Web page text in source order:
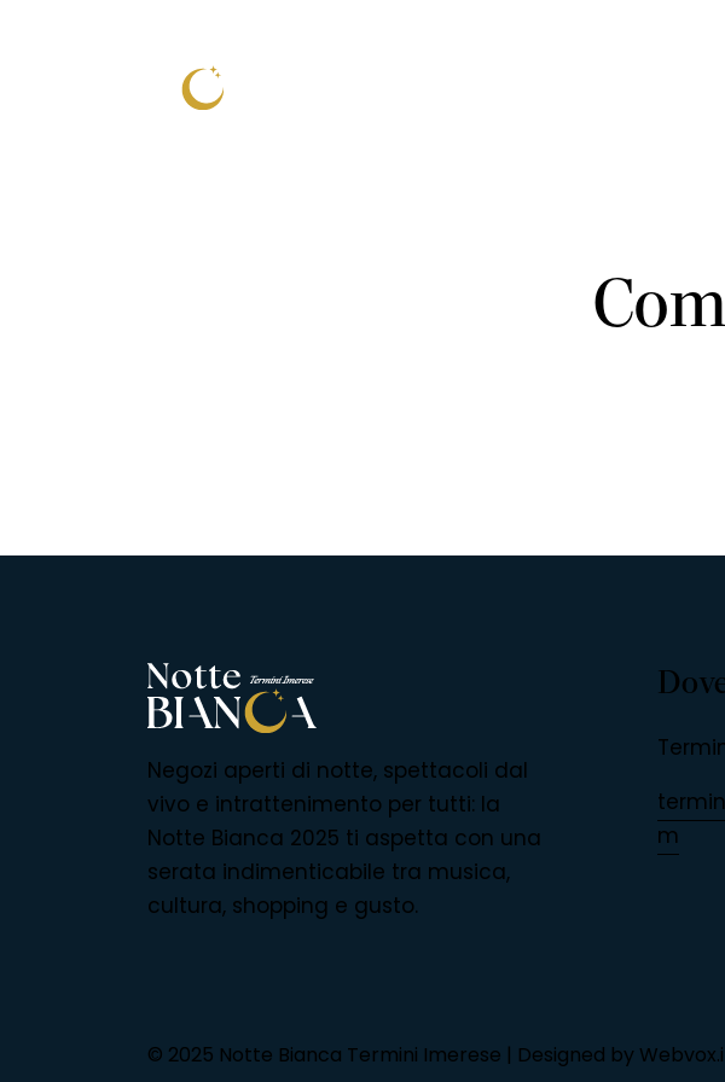
Negozi aperti di notte, spettacoli dal
vivo e intrattenimento per tutti: la
Notte Bianca 2025 ti aspetta con una
serata indimenticabile tra musica,
cultura, shopping e gusto.
m
© 2025 Notte Bianca Termini Imerese | Designed by